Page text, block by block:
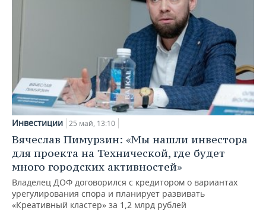
Инвестиции 25 май, 13:10
Вячеслав Пимурзин: «Мы нашли инвестора
для проекта на Технической, где будет
много городских активностей»
Владелец ДОФ договорился с кредитором о вариантах
урегулирования спора и планирует развивать
«Креативный кластер» за 1,2 млрд рублей